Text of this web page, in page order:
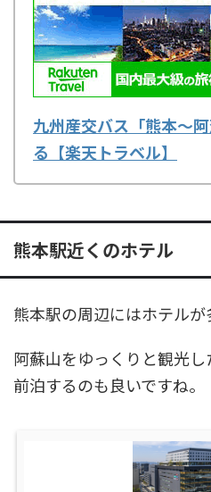
九州産交バス「熊本～
る【楽天トラベル】
熊本駅近くのホテル
熊本駅の周辺にはホテルが
阿蘇山をゆっくりと観光
前泊するのも良いですね。